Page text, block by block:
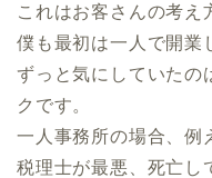
これはお客さんの考え
僕も最初は一人で開業
ずっと気にしていたの
クです。
一人事務所の場合、例
税理士が最悪、死亡し